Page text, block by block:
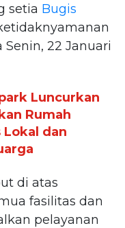
setia Bugis
22 Januari
Luncurkan
Rumah
dan
di atas
fasilitas dan
pelayanan